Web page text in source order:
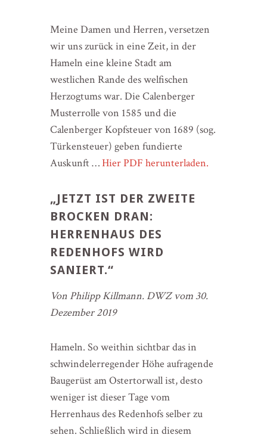
Meine Damen und Herren, versetzen
wir uns zurück in eine Zeit, in der
Hameln eine kleine Stadt am
westlichen Rande des welfischen
Herzogtums war. Die Calenberger
Musterrolle von 1585 und die
Calenberger Kopfsteuer von 1689 (sog.
Türkensteuer) geben fundierte
Auskunft …Hier PDF herunterladen.
„JETZT IST DER ZWEITE
BROCKEN DRAN:
HERRENHAUS DES
REDENHOFS WIRD
SANIERT.“
Von Philipp Killmann. DWZ vom 30.
Dezember 2019
Hameln. So weithin sichtbar das in
schwindelerregender Höhe aufragende
Baugerüst am Ostertorwall ist, desto
weniger ist dieser Tage vom
Herrenhaus des Redenhofs selber zu
sehen. Schließlich wird in diesem